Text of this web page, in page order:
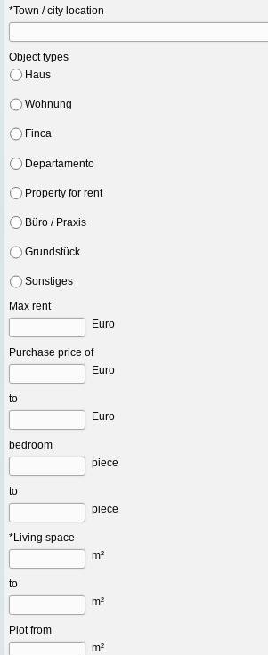
*Town / city location
Object types
Haus
Wohnung
Finca
Departamento
Property for rent
Büro / Praxis
Grundstück
Sonstiges
Max rent
Euro
Purchase price of
Euro
to
Euro
bedroom
piece
to
piece
*Living space
m²
to
m²
Plot from
m²